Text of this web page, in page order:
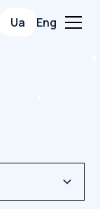
Ua Eng